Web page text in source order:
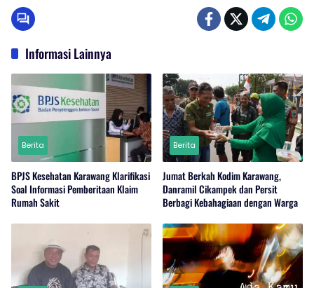
Informasi Lainnya
Berita
BPJS Kesehatan Karawang Klarifikasi
Soal Informasi Pemberitaan Klaim
Rumah Sakit
Berita
Jumat Berkah Kodim Karawang,
Danramil Cikampek dan Persit
Berbagi Kebahagiaan dengan Warga